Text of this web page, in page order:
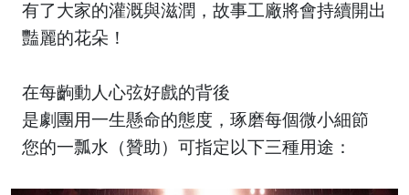
有了大家的灌溉與滋潤，故事工廠將會持續開出
豔麗的花朵！
在每齣動人心弦好戲的背後
是劇團用一生懸命的態度，琢磨每個微小細節
您的一瓢水（贊助）可指定以下三種用途：